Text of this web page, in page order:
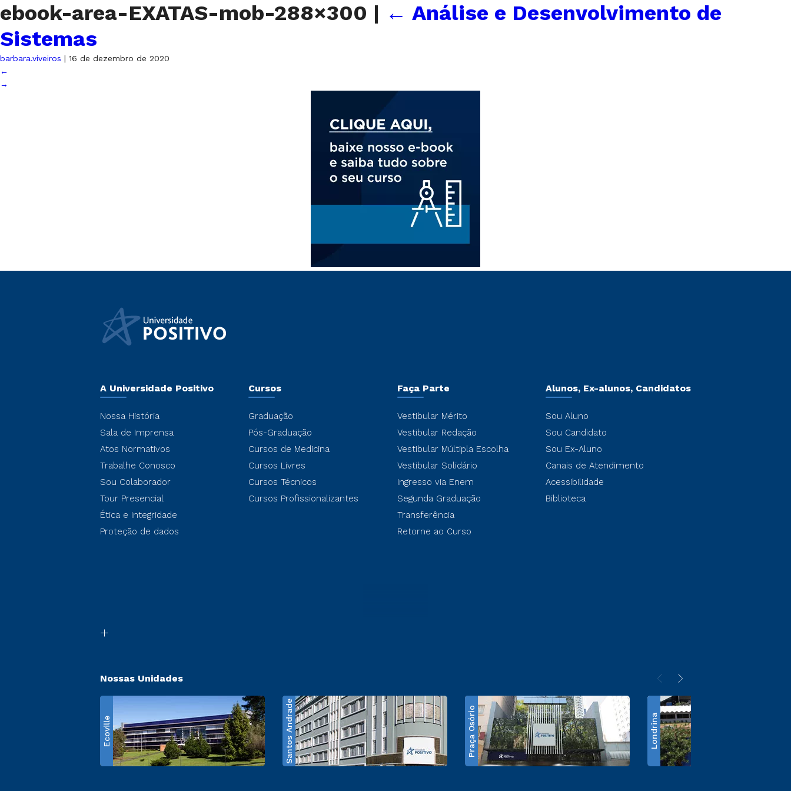
ebook-area-EXATAS-mob-288×300 | ← Análise e Desenvolvimento de
Sistemas
barbara.viveiros | 16 de dezembro de 2020
←
→
A Universidade Positivo
Nossa História
Sala de Imprensa
Atos Normativos
Trabalhe Conosco
Sou Colaborador
Tour Presencial
Ética e Integridade
Proteção de dados
Cursos
Graduação
Pós-Graduação
Cursos de Medicina
Cursos Livres
Cursos Técnicos
Cursos Profissionalizantes
Faça Parte
Vestibular Mérito
Vestibular Redação
Vestibular Múltipla Escolha
Vestibular Solidário
Ingresso via Enem
Segunda Graduação
Transferência
Retorne ao Curso
Alunos, Ex-alunos, Candidatos
Sou Aluno
Sou Candidato
Sou Ex-Aluno
Canais de Atendimento
Acessibilidade
Biblioteca
Nossas Unidades
Ecoville Santos Andrade Praça Osório Londrina